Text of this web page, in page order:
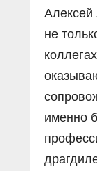
Алексей
не
именно